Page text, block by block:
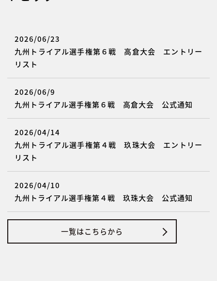
2026/06/23
九州トライアル選手権第６戦 高倉大会 エントリー
リスト
2026/06/9
九州トライアル選手権第６戦 高倉大会 公式通知
2026/04/14
九州トライアル選手権第４戦 玖珠大会 エントリー
リスト
2026/04/10
九州トライアル選手権第４戦 玖珠大会 公式通知
一覧はこちらから